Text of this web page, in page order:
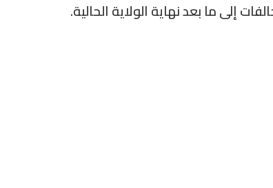
إلى ما بعد نهاية الولاية الحالية.